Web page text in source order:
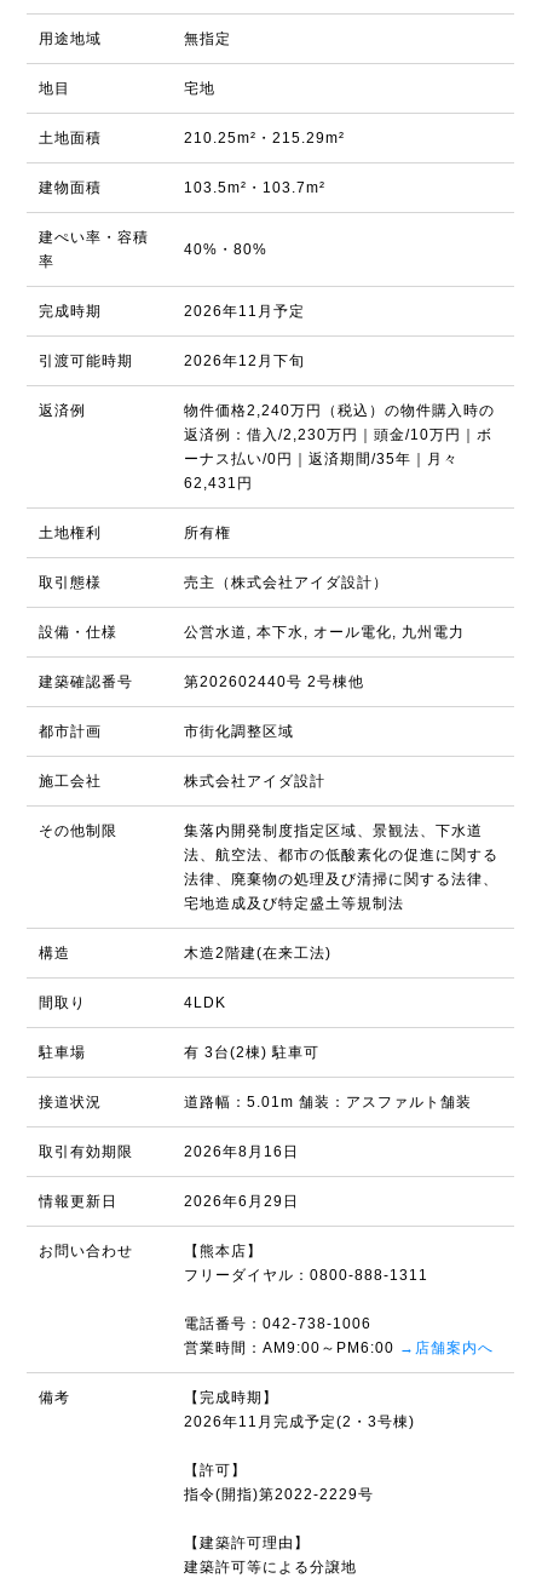
用途地域 無指定
地目 宅地
土地面積 210.25m²・215.29m²
建物面積 103.5m²・103.7m²
建ぺい率・容積
率
40%・80%
完成時期 2026年11月予定
引渡可能時期 2026年12月下旬
返済例
物件価格2,240万円（税込）の物件購入時の
返済例：借入/2,230万円｜頭金/10万円｜ボ
ーナス払い/0円｜返済期間/35年｜月々
62,431円
土地権利 所有権
取引態様 売主（株式会社アイダ設計）
設備・仕様 公営水道, 本下水, オール電化, 九州電力
建築確認番号 第202602440号 2号棟他
都市計画 市街化調整区域
施工会社 株式会社アイダ設計
その他制限
集落内開発制度指定区域、景観法、下水道
法、航空法、都市の低酸素化の促進に関する
法律、廃棄物の処理及び清掃に関する法律、
宅地造成及び特定盛土等規制法
構造 木造2階建(在来工法)
間取り 4LDK
駐車場 有 3台(2棟) 駐車可
接道状況 道路幅：5.01m 舗装：アスファルト舗装
取引有効期限 2026年8月16日
情報更新日 2026年6月29日
お問い合わせ
【熊本店】
フリーダイヤル：0800-888-1311
電話番号：042-738-1006
営業時間：AM9:00～PM6:00 →店舗案内へ
備考
【完成時期】
2026年11月完成予定(2・3号棟)
【許可】
指令(開指)第2022-2229号
【建築許可理由】
建築許可等による分譲地